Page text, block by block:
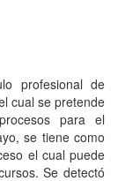
profesional de
cual se pretende
para el
se tiene como
el cual puede
Se detectó